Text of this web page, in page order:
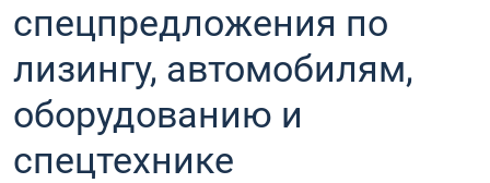
спецпредложения по
лизингу, автомобилям,
оборудованию и
спецтехнике